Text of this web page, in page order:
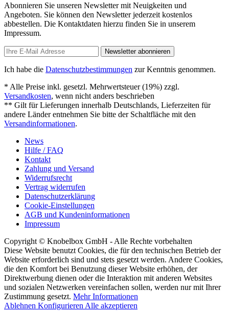
Abonnieren Sie unseren Newsletter mit Neuigkeiten und
Angeboten. Sie können den Newsletter jederzeit kostenlos
abbestellen. Die Kontaktdaten hierzu finden Sie in unserem
Impressum.
Newsletter abonnieren
Ich habe die Datenschutzbestimmungen zur Kenntnis genommen.
* Alle Preise inkl. gesetzl. Mehrwertsteuer (19%) zzgl.
Versandkosten, wenn nicht anders beschrieben
** Gilt für Lieferungen innerhalb Deutschlands, Lieferzeiten für
andere Länder entnehmen Sie bitte der Schaltfläche mit den
Versandinformationen.
News
Hilfe / FAQ
Kontakt
Zahlung und Versand
Widerrufsrecht
Vertrag widerrufen
Datenschutzerklärung
Cookie-Einstellungen
AGB und Kundeninformationen
Impressum
Copyright © Knobelbox GmbH - Alle Rechte vorbehalten
Diese Website benutzt Cookies, die für den technischen Betrieb der
Website erforderlich sind und stets gesetzt werden. Andere Cookies,
die den Komfort bei Benutzung dieser Website erhöhen, der
Direktwerbung dienen oder die Interaktion mit anderen Websites
und sozialen Netzwerken vereinfachen sollen, werden nur mit Ihrer
Zustimmung gesetzt. Mehr Informationen
Ablehnen Konfigurieren Alle akzeptieren